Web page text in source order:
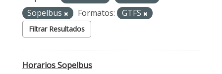
Sopelbus
Formatos: GTFS
Filtrar Resultados
Horarios Sopelbus